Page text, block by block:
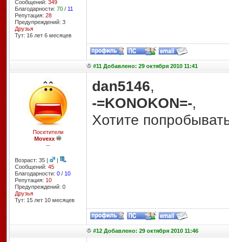
Сообщений: 349
Благодарности: 70/ 11
Репутация: 28
Предупреждений: 3
Друзья
Тут: 16 лет 6 месяцев
#11 Добавлено: 29 октября 2010 11:41
Посетители
Movexx
--
Возраст: 35 |
|
Сообщений: 45
Благодарности: 0/ 10
Репутация: 10
Предупреждений: 0
Друзья
Тут: 15 лет 10 месяцев
dan5146,
-=KONOKON=-,
Хотите
#12 Добавлено: 29 октября 2010 11:46